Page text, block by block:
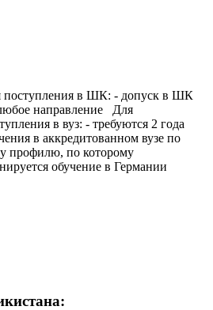
поступления в ШК: - допуск в ШК
направление Для
в вуз: - требуются 2 года
в аккредитованном вузе по
профилю, по которому
обучение в Германии